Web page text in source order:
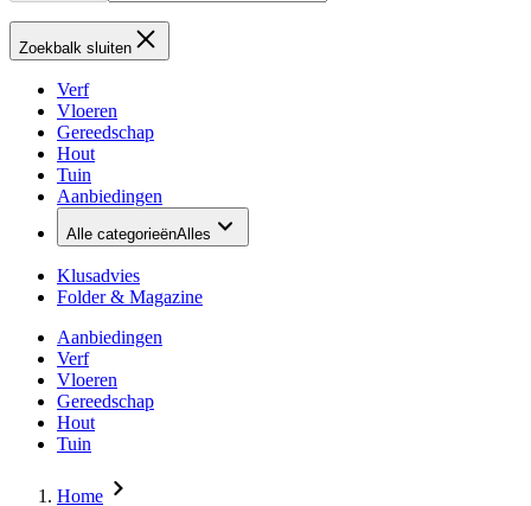
Zoekbalk sluiten
Verf
Vloeren
Gereedschap
Hout
Tuin
Aanbiedingen
Alle categorieënAlles
Klusadvies
Folder & Magazine
Aanbiedingen
Verf
Vloeren
Gereedschap
Hout
Tuin
Home